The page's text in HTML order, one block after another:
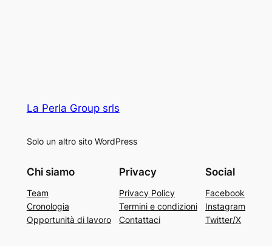
La Perla Group srls
Solo un altro sito WordPress
Chi siamo
Team
Cronologia
Opportunità di lavoro
Privacy
Privacy Policy
Termini e condizioni
Contattaci
Social
Facebook
Instagram
Twitter/X